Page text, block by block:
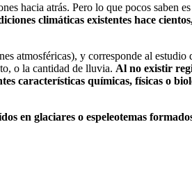
hacia atrás. Pero lo que pocos saben
climáticas existentes hace
atmosféricas), y corresponde al estudio
o la cantidad de lluvia. Al no existir
características químicas, físicas o
en glaciares o espeleotemas